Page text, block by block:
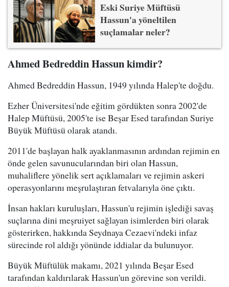
Eski Suriye Müftüsü
Hassun'a yöneltilen
suçlamalar neler?
Ahmed Bedreddin Hassun kimdir?
Ahmed Bedreddin Hassun, 1949 yılında Halep'te doğdu.
Ezher Üniversitesi'nde eğitim gördükten sonra 2002'de
Halep Müftüsü, 2005'te ise Beşar Esed tarafından Suriye
Büyük Müftüsü olarak atandı.
2011'de başlayan halk ayaklanmasının ardından rejimin en
önde gelen savunucularından biri olan Hassun,
muhaliflere yönelik sert açıklamaları ve rejimin askeri
operasyonlarını meşrulaştıran fetvalarıyla öne çıktı.
İnsan hakları kuruluşları, Hassun'u rejimin işlediği savaş
suçlarına dini meşruiyet sağlayan isimlerden biri olarak
gösterirken, hakkında Seydnaya Cezaevi'ndeki infaz
sürecinde rol aldığı yönünde iddialar da bulunuyor.
Büyük Müftülük makamı, 2021 yılında Beşar Esed
tarafından kaldırılarak Hassun'un görevine son verildi.